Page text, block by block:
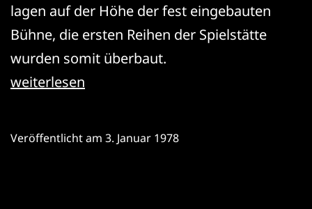
lagen auf der Höhe der fest eingebauten
Bühne, die ersten Reihen der Spielstätte
wurden somit überbaut.
Botho
Trilogie
weiterlesen
Veröffentlicht am 3. Januar 1978